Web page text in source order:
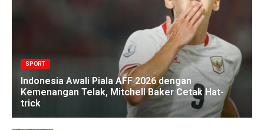
SPORT
Indonesia Awali Piala AFF 2026 dengan
Kemenangan Telak, Mitchell Baker Cetak Hat-
trick